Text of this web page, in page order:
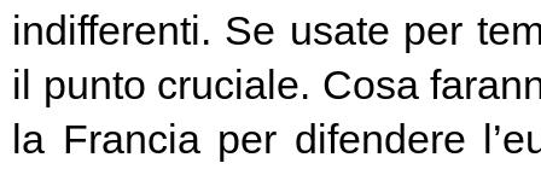
indifferenti. Se usate per
il punto cruciale. Cosa
la Francia per difendere